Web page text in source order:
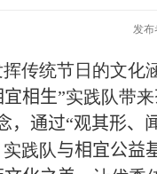
发布
挥传统节日的文化
相生”实践队带来
，通过“观其形
实践队与相宜公益